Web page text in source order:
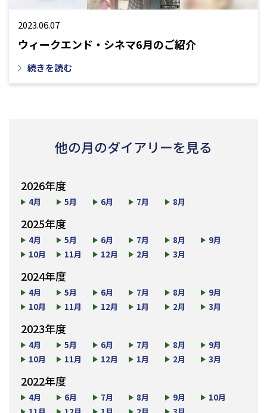
2023.06.07
ウィークエンド・シネマ6月のご紹介
続きを読む
他の月のダイアリーを見る
2026年度
4月 5月 6月 7月 8月
2025年度
4月 5月 6月 7月 8月
9月
10月
11月 12月 2月 3月
2024年度
4月 5月 6月 7月 8月
9月
10月
11月 12月 1月 2月 3月
2023年度
4月 5月 6月 7月 8月
9月
10月
11月 12月 1月 2月 3月
2022年度
4月 6月 7月 8月 9月
10月